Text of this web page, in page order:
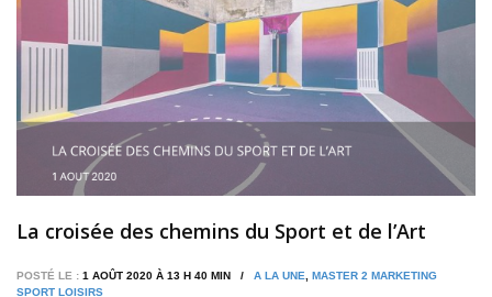
La croisée des chemins du Sport et de l’Art
POSTÉ LE : 1 AOÛT 2020 À 13 H 40 MIN / A LA UNE, MASTER 2 MARKETING
SPORT LOISIRS